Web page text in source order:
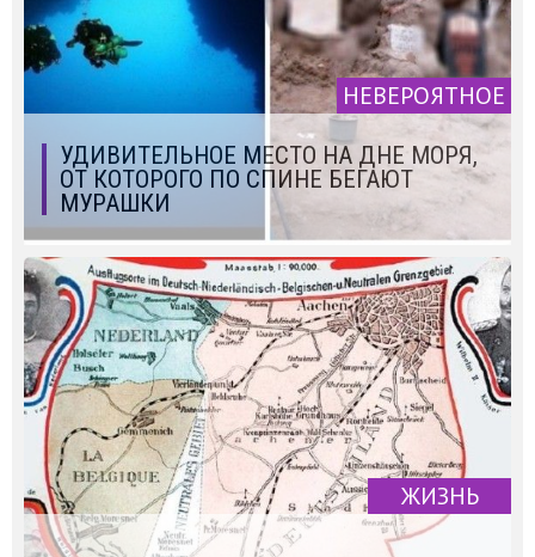
НЕВЕРОЯТНОЕ
УДИВИТЕЛЬНОЕ МЕСТО НА ДНЕ МОРЯ,
ОТ КОТОРОГО ПО СПИНЕ БЕГАЮТ
МУРАШКИ
ЖИЗНЬ